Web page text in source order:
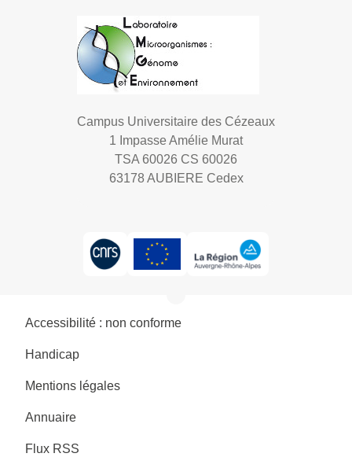
Campus Universitaire des Cézeaux
1 Impasse Amélie Murat
TSA 60026 CS 60026
63178 AUBIERE Cedex
Accessibilité : non conforme
Handicap
Mentions légales
Annuaire
Flux RSS